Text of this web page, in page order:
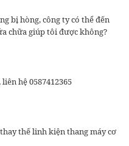
bị hòng, công ty có thể đến
chữa giúp tôi được không?
hệ 0587412365
thế linh kiện thang máy cơ